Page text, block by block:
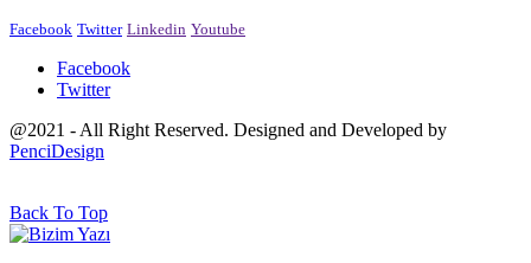
Facebook Twitter Linkedin Youtube
Facebook
Twitter
@2021 - All Right Reserved. Designed and Developed by
PenciDesign
Back To Top